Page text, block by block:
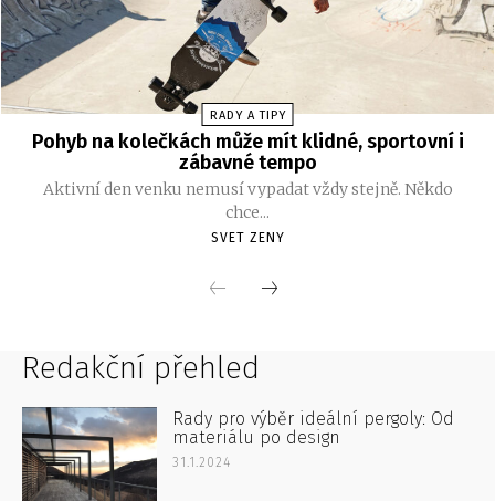
Redakční přehled
Rady pro výběr ideální pergoly: Od
materiálu po design
31.1.2024